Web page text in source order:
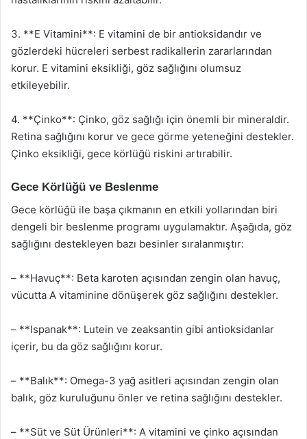
3. **E Vitamini**: E vitamini de bir antioksidandır ve
gözlerdeki hücreleri serbest radikallerin zararlarından
korur. E vitamini eksikliği, göz sağlığını olumsuz
etkileyebilir.
4. **Çinko**: Çinko, göz sağlığı için önemli bir mineraldir.
Retina sağlığını korur ve gece görme yeteneğini destekler.
Çinko eksikliği, gece körlüğü riskini artırabilir.
Gece Körlüğü ve Beslenme
Gece körlüğü ile başa çıkmanın en etkili yollarından biri
dengeli bir beslenme programı uygulamaktır. Aşağıda, göz
sağlığını destekleyen bazı besinler sıralanmıştır:
– **Havuç**: Beta karoten açısından zengin olan havuç,
vücutta A vitaminine dönüşerek göz sağlığını destekler.
– **Ispanak**: Lutein ve zeaksantin gibi antioksidanlar
içerir, bu da göz sağlığını korur.
– **Balık**: Omega-3 yağ asitleri açısından zengin olan
balık, göz kuruluğunu önler ve retina sağlığını destekler.
– **Süt ve Süt Ürünleri**: A vitamini ve çinko açısından